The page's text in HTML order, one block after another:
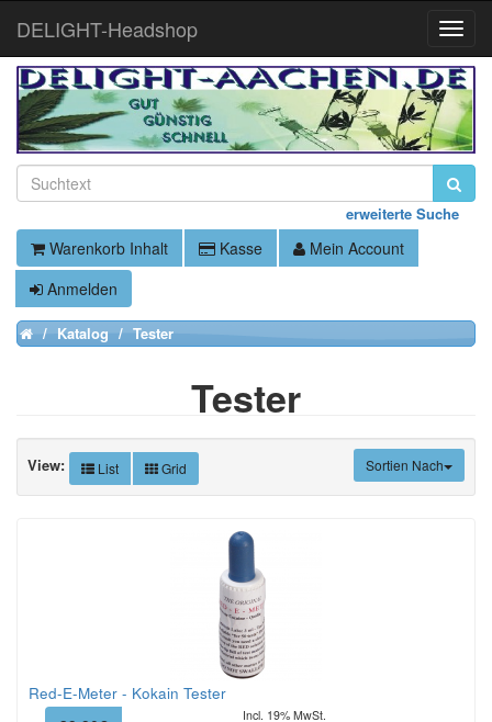
erweiterte Suche
Warenkorb Inhalt Kasse
Mein Account
Anmelden
HomeKatalog Tester
Tester
Sortien Nach
View: List Grid
Red-E-Meter - Kokain Tester
Incl. 19% MwSt.
Toggle
DELIGHT-Headshop